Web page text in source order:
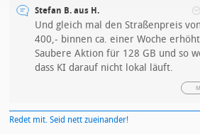
Stefan B. aus H.
Und gleich mal den Straßenpreis
400,- binnen ca. einer Woche
Saubere Aktion für 128 GB und so
dass KI darauf nicht lokal läuft.
Redet mit. Seid nett zueinander!